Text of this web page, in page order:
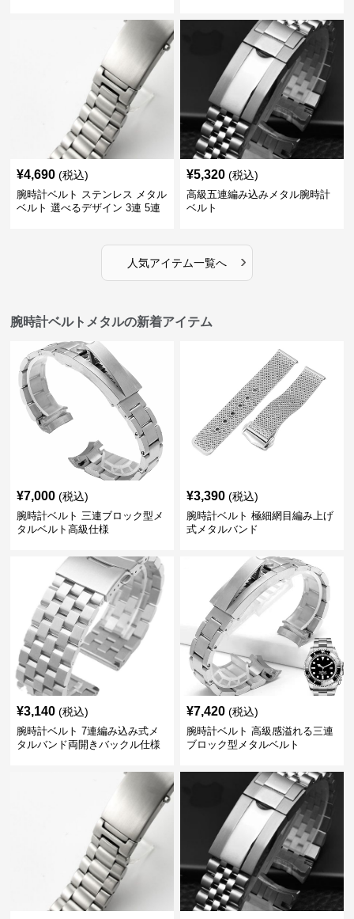
¥4,690 (税込)
腕時計ベルト ステンレス メタル
ベルト 選べるデザイン 3連 5連
¥5,320 (税込)
高級五連編み込みメタル腕時計
ベルト
人気アイテム一覧へ ›
腕時計ベルトメタルの新着アイテム
¥7,000 (税込)
腕時計ベルト 三連ブロック型メ
タルベルト高級仕様
¥3,390 (税込)
腕時計ベルト 極細網目編み上げ
式メタルバンド
¥3,140 (税込)
腕時計ベルト 7連編み込み式メ
タルバンド両開きバックル仕様
¥7,420 (税込)
腕時計ベルト 高級感溢れる三連
ブロック型メタルベルト